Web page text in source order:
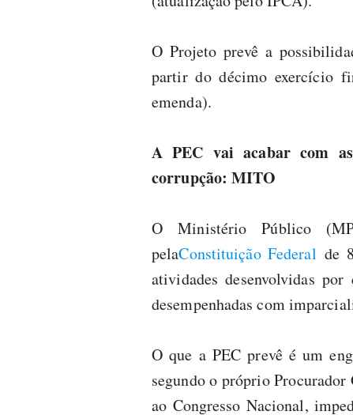
O Projeto prevê a
partir do décimo exercício
emenda).
A PEC vai acabar com
corrupção: MITO
O Ministério Público
pelaConstituição Federal de
atividades desenvolvidas
desempenhadas com
O que a PEC prevê é um
segundo o próprio
ao Congresso Nacional,